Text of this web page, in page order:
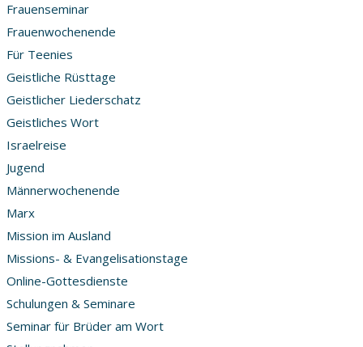
Frauenseminar
Frauenwochenende
Für Teenies
Geistliche Rüsttage
Geistlicher Liederschatz
Geistliches Wort
Israelreise
Jugend
Männerwochenende
Marx
Mission im Ausland
Missions- & Evangelisationstage
Online-Gottesdienste
Schulungen & Seminare
Seminar für Brüder am Wort